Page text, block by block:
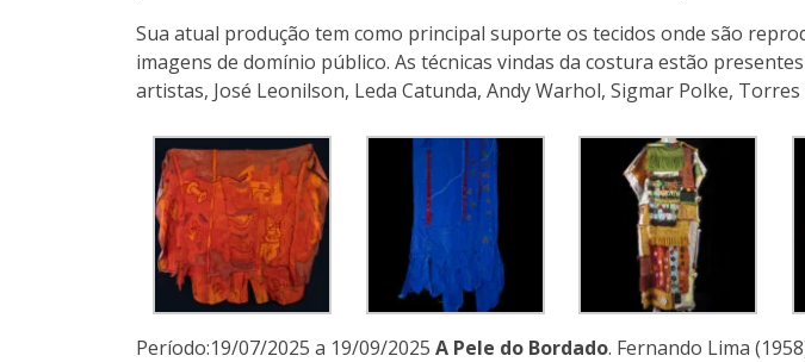
Sua atual produção tem como principal suporte os tecidos onde são
imagens de domínio público. As técnicas vindas da costura estão
artistas, José Leonilson, Leda Catunda, Andy Warhol, Sigmar Polke,
Período:19/07/2025 a 19/09/2025 A Pele do Bordado. Fernando Lima